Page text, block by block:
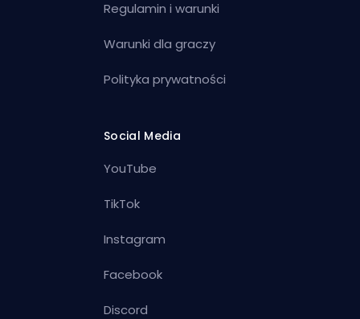
Regulamin i warunki
Warunki dla graczy
Polityka prywatności
Social Media
YouTube
TikTok
Instagram
Facebook
Discord